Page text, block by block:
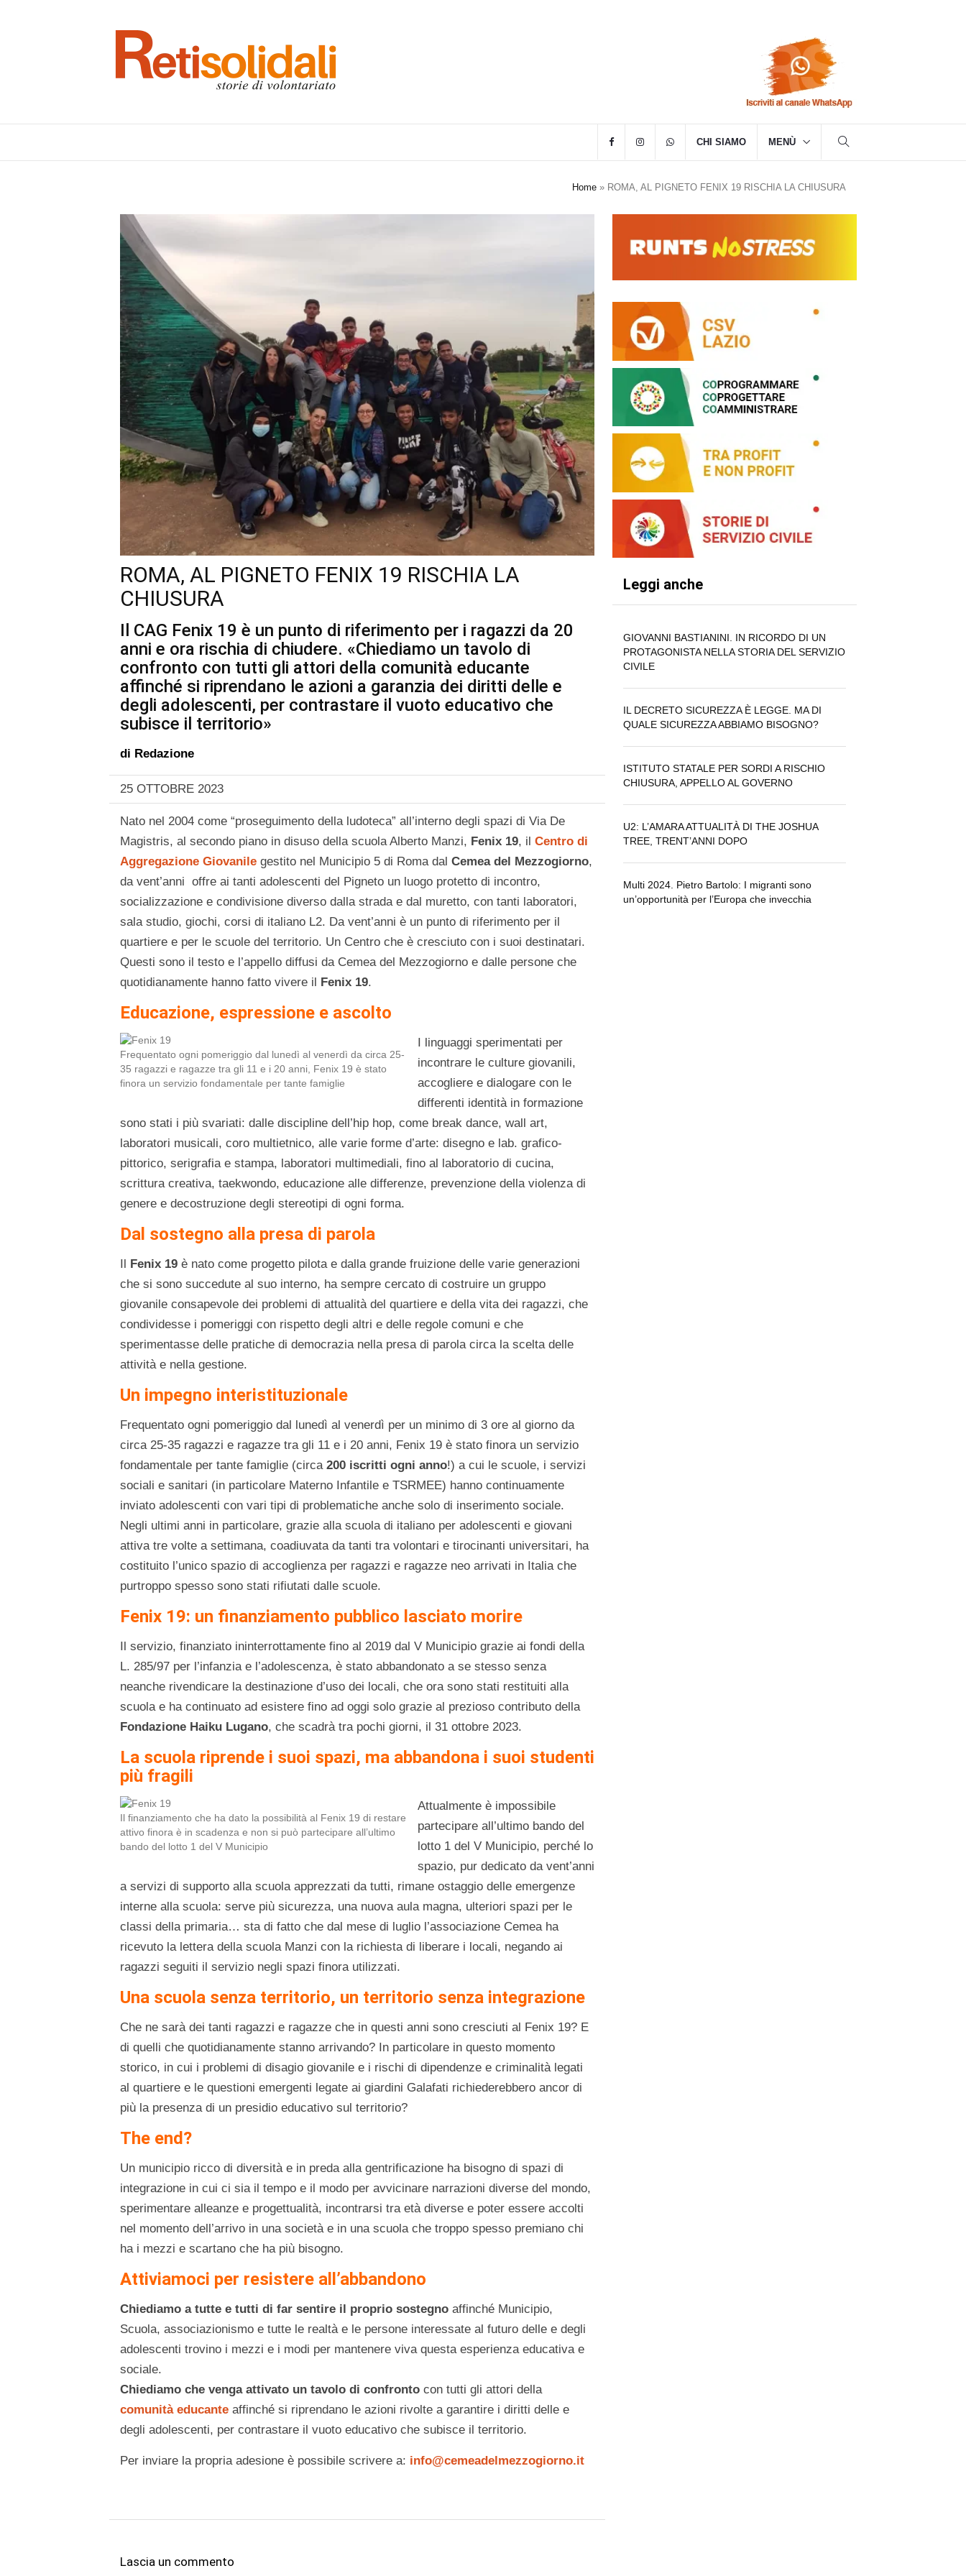
CHI SIAMO MENÙ
Home » ROMA, AL PIGNETO FENIX 19 RISCHIA LA CHIUSURA
ROMA, AL PIGNETO FENIX 19 RISCHIA LA
CHIUSURA
Il CAG Fenix 19 è un punto di riferimento per i ragazzi da 20
anni e ora rischia di chiudere. «Chiediamo un tavolo di
confronto con tutti gli attori della comunità educante
affinché si riprendano le azioni a garanzia dei diritti delle e
degli adolescenti, per contrastare il vuoto educativo che
subisce il territorio»
di Redazione
25 OTTOBRE 2023
Nato nel 2004 come “proseguimento della ludoteca” all’interno degli spazi di Via De
Magistris, al secondo piano in disuso della scuola Alberto Manzi, Fenix 19, il Centro di
Aggregazione Giovanile gestito nel Municipio 5 di Roma dal Cemea del Mezzogiorno,
da vent’anni offre ai tanti adolescenti del Pigneto un luogo protetto di incontro,
socializzazione e condivisione diverso dalla strada e dal muretto, con tanti laboratori,
sala studio, giochi, corsi di italiano L2. Da vent’anni è un punto di riferimento per il
quartiere e per le scuole del territorio. Un Centro che è cresciuto con i suoi destinatari.
Questi sono il testo e l’appello diffusi da Cemea del Mezzogiorno e dalle persone che
quotidianamente hanno fatto vivere il Fenix 19.
Educazione, espressione e ascolto
Frequentato ogni pomeriggio dal lunedì al venerdì da circa 25-
35 ragazzi e ragazze tra gli 11 e i 20 anni, Fenix 19 è stato
finora un servizio fondamentale per tante famiglie
I linguaggi sperimentati per
incontrare le culture giovanili,
accogliere e dialogare con le
differenti identità in formazione
sono stati i più svariati: dalle discipline dell’hip hop, come break dance, wall art,
laboratori musicali, coro multietnico, alle varie forme d’arte: disegno e lab. grafico-
pittorico, serigrafia e stampa, laboratori multimediali, fino al laboratorio di cucina,
scrittura creativa, taekwondo, educazione alle differenze, prevenzione della violenza di
genere e decostruzione degli stereotipi di ogni forma.
Dal sostegno alla presa di parola
Il Fenix 19 è nato come progetto pilota e dalla grande fruizione delle varie generazioni
che si sono succedute al suo interno, ha sempre cercato di costruire un gruppo
giovanile consapevole dei problemi di attualità del quartiere e della vita dei ragazzi, che
condividesse i pomeriggi con rispetto degli altri e delle regole comuni e che
sperimentasse delle pratiche di democrazia nella presa di parola circa la scelta delle
attività e nella gestione.
Un impegno interistituzionale
Frequentato ogni pomeriggio dal lunedì al venerdì per un minimo di 3 ore al giorno da
circa 25-35 ragazzi e ragazze tra gli 11 e i 20 anni, Fenix 19 è stato finora un servizio
fondamentale per tante famiglie (circa 200 iscritti ogni anno!) a cui le scuole, i servizi
sociali e sanitari (in particolare Materno Infantile e TSRMEE) hanno continuamente
inviato adolescenti con vari tipi di problematiche anche solo di inserimento sociale.
Negli ultimi anni in particolare, grazie alla scuola di italiano per adolescenti e giovani
attiva tre volte a settimana, coadiuvata da tanti tra volontari e tirocinanti universitari, ha
costituito l’unico spazio di accoglienza per ragazzi e ragazze neo arrivati in Italia che
purtroppo spesso sono stati rifiutati dalle scuole.
Fenix 19: un finanziamento pubblico lasciato morire
Il servizio, finanziato ininterrottamente fino al 2019 dal V Municipio grazie ai fondi della
L. 285/97 per l’infanzia e l’adolescenza, è stato abbandonato a se stesso senza
neanche rivendicare la destinazione d’uso dei locali, che ora sono stati restituiti alla
scuola e ha continuato ad esistere fino ad oggi solo grazie al prezioso contributo della
Fondazione Haiku Lugano, che scadrà tra pochi giorni, il 31 ottobre 2023.
La scuola riprende i suoi spazi, ma abbandona i suoi studenti
più fragili
Il finanziamento che ha dato la possibilità al Fenix 19 di restare
attivo finora è in scadenza e non si può partecipare all’ultimo
bando del lotto 1 del V Municipio
Attualmente è impossibile
partecipare all’ultimo bando del
lotto 1 del V Municipio, perché lo
spazio, pur dedicato da vent’anni
a servizi di supporto alla scuola apprezzati da tutti, rimane ostaggio delle emergenze
interne alla scuola: serve più sicurezza, una nuova aula magna, ulteriori spazi per le
classi della primaria… sta di fatto che dal mese di luglio l’associazione Cemea ha
ricevuto la lettera della scuola Manzi con la richiesta di liberare i locali, negando ai
ragazzi seguiti il servizio negli spazi finora utilizzati.
Una scuola senza territorio, un territorio senza integrazione
Che ne sarà dei tanti ragazzi e ragazze che in questi anni sono cresciuti al Fenix 19? E
di quelli che quotidianamente stanno arrivando? In particolare in questo momento
storico, in cui i problemi di disagio giovanile e i rischi di dipendenze e criminalità legati
al quartiere e le questioni emergenti legate ai giardini Galafati richiederebbero ancor di
più la presenza di un presidio educativo sul territorio?
The end?
Un municipio ricco di diversità e in preda alla gentrificazione ha bisogno di spazi di
integrazione in cui ci sia il tempo e il modo per avvicinare narrazioni diverse del mondo,
sperimentare alleanze e progettualità, incontrarsi tra età diverse e poter essere accolti
nel momento dell’arrivo in una società e in una scuola che troppo spesso premiano chi
ha i mezzi e scartano che ha più bisogno.
Attiviamoci per resistere all’abbandono
Chiediamo a tutte e tutti di far sentire il proprio sostegno affinché Municipio,
Scuola, associazionismo e tutte le realtà e le persone interessate al futuro delle e degli
adolescenti trovino i mezzi e i modi per mantenere viva questa esperienza educativa e
sociale.
Chiediamo che venga attivato un tavolo di confronto con tutti gli attori della
comunità educante affinché si riprendano le azioni rivolte a garantire i diritti delle e
degli adolescenti, per contrastare il vuoto educativo che subisce il territorio.
Per inviare la propria adesione è possibile scrivere a: info@cemeadelmezzogiorno.it
Leggi anche
GIOVANNI BASTIANINI. IN RICORDO DI UN
PROTAGONISTA NELLA STORIA DEL SERVIZIO
CIVILE
IL DECRETO SICUREZZA È LEGGE. MA DI
QUALE SICUREZZA ABBIAMO BISOGNO?
ISTITUTO STATALE PER SORDI A RISCHIO
CHIUSURA, APPELLO AL GOVERNO
U2: L’AMARA ATTUALITÀ DI THE JOSHUA
TREE, TRENT’ANNI DOPO
Multi 2024. Pietro Bartolo: I migranti sono
un’opportunità per l’Europa che invecchia
Lascia un commento